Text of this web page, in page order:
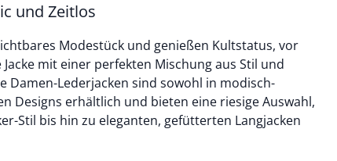
und Zeitlos
Modestück und genießen Kultstatus, vor
mit einer perfekten Mischung aus Stil und
Damen-Lederjacken sind sowohl in modisch-
Designs erhältlich und bieten eine riesige Auswahl,
Stil bis hin zu eleganten, gefütterten Langjacken